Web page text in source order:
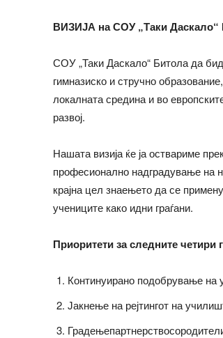
ВИЗИЈА на СОУ „Таки Даскало“
СОУ „Таки Даскало“ Битола да
гимназиско и стручно
локалната средина и во
развој.
Нашата визија ќе ја оствариме
професионално надградување на
крајна цел знаењето да се
учениците како идни граѓани.
Приоритети за следните четири
Континуирано подобрување на
Јакнење на рејтингот на